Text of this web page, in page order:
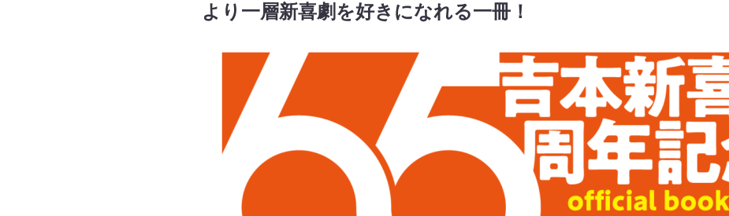
より一層新喜劇を好きになれる一冊！